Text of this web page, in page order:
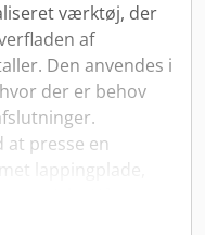
værktøj, der
af
Den anvendes i
der er behov
at presse en
lappingplade,